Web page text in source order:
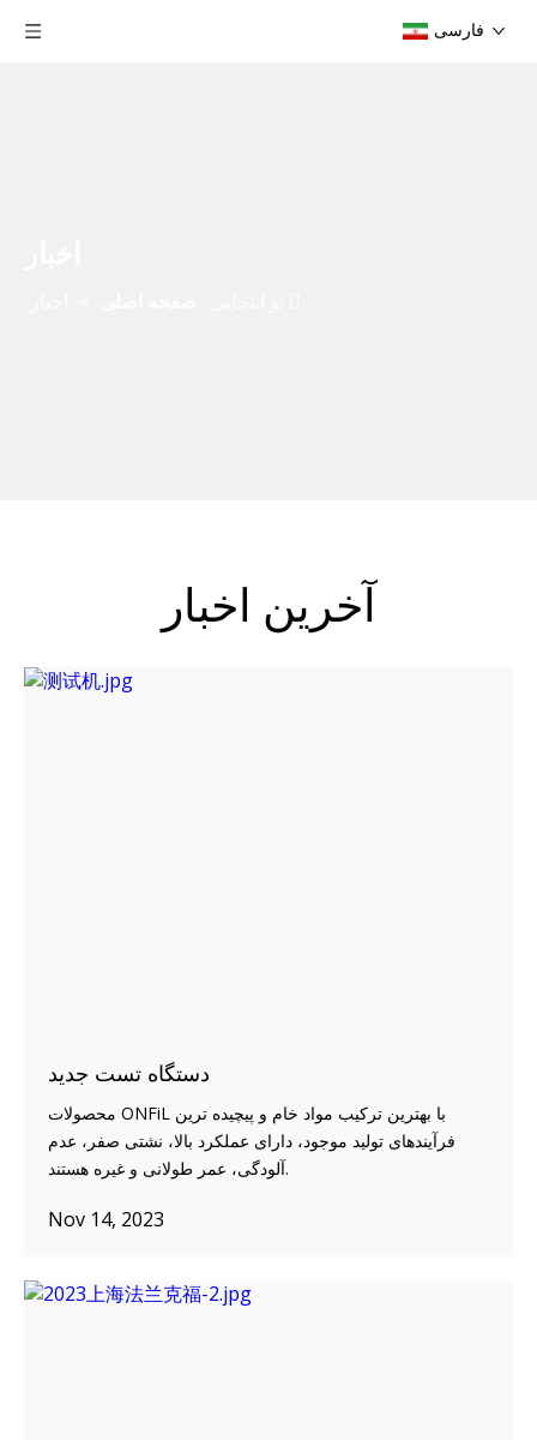
فارسی
آخرین اخبار
دستگاه تست جدید
محصولات ONFiL با بهترین ترکیب مواد خام و پیچیده ترین
فرآیندهای تولید موجود، دارای عملکرد بالا، نشتی صفر، عدم
آلودگی، عمر طولانی و غیره هستند.
Nov 14, 2023